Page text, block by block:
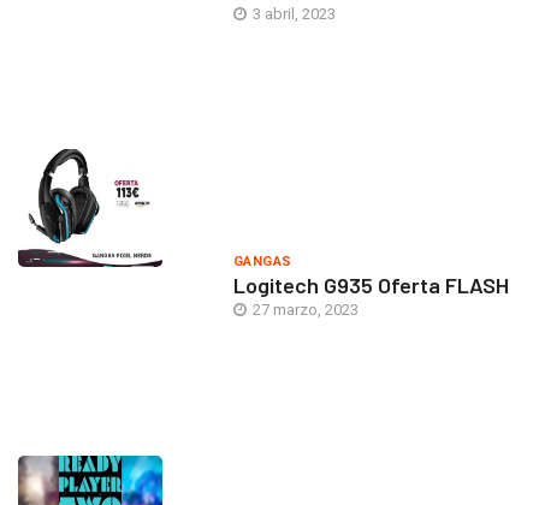
3 abril, 2023
GANGAS
Logitech G935 Oferta FLASH
27 marzo, 2023